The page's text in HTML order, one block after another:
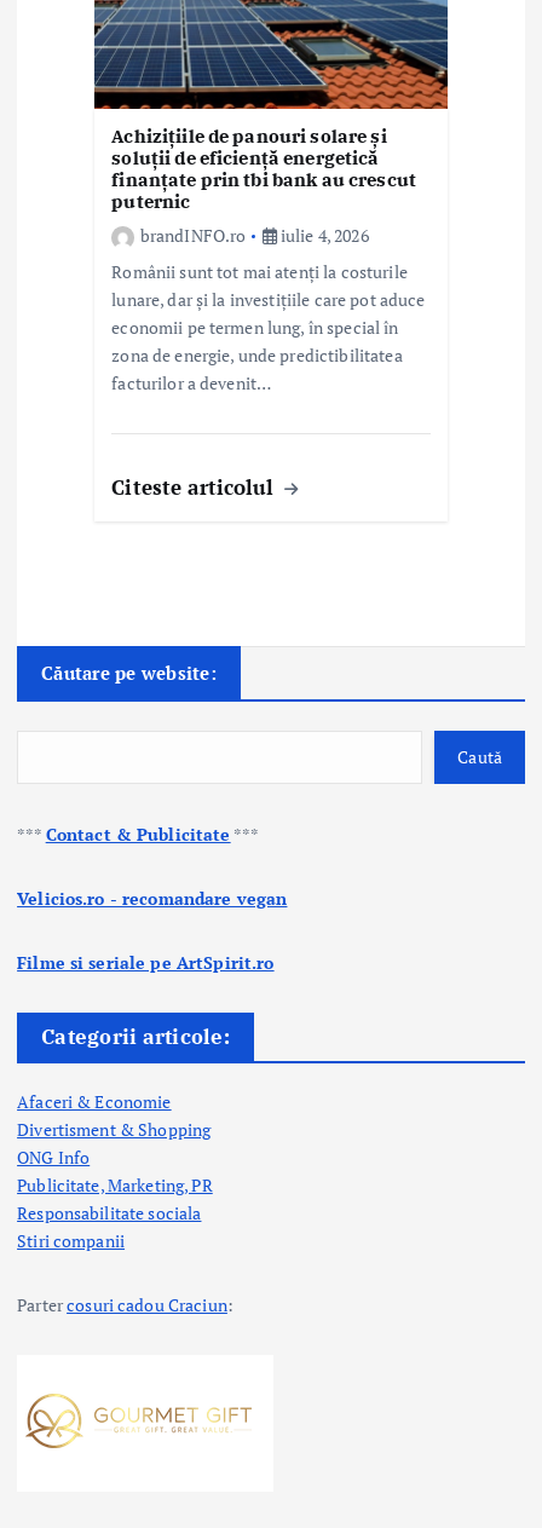
Achizițiile de panouri solare și
soluții de eficiență energetică
finanțate prin tbi bank au crescut
puternic
brandINFO.ro
iulie 4, 2026
Românii sunt tot mai atenți la costurile
lunare, dar și la investițiile care pot aduce
economii pe termen lung, în special în
zona de energie, unde predictibilitatea
facturilor a devenit…
Citeste articolul
Căutare pe website:
Caută
*** Contact & Publicitate ***
Velicios.ro - recomandare vegan
Filme si seriale pe ArtSpirit.ro
Categorii articole:
Afaceri & Economie
Divertisment & Shopping
ONG Info
Publicitate, Marketing, PR
Responsabilitate sociala
Stiri companii
Partercosuri cadou Craciun: